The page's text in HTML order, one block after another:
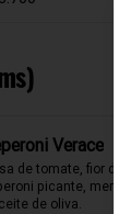
Verace
de tomate, fior di
picante,
de oliva.